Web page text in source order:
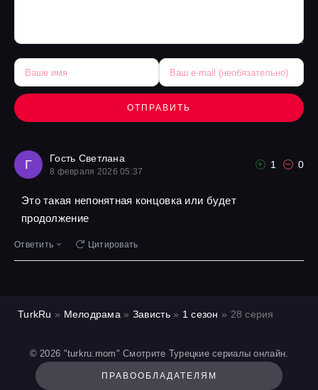
ОТПРАВИТЬ
Г Гость Светлана
8 февраля 2026 05:37
1 0
Это такая непонятная концовка или будет
продолжение
Ответить Цитировать
TurkRu » Мелодрама » Зависть» 1 сезон » 28 серия
© 2026 "turkru.mom" Смотрите Турецкие сериалы онлайн.
ПРАВООБЛАДАТЕЛЯМ